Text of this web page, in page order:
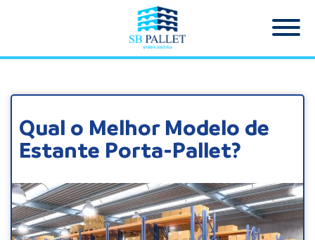
Qual o Melhor Modelo de
Estante Porta-Pallet?